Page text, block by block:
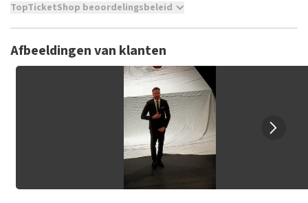
TopTicketShop beoordelingsbeleid
niet mogelijk om een review achter te laten als je geen
tickets hebt aangeschaft bij TopTicketShop. Reviews met
grof taalgebruik en/of onwaarheden worden niet geplaatst.
Het kan enkele weken duren voordat een review wordt
Afbeeldingen van klanten